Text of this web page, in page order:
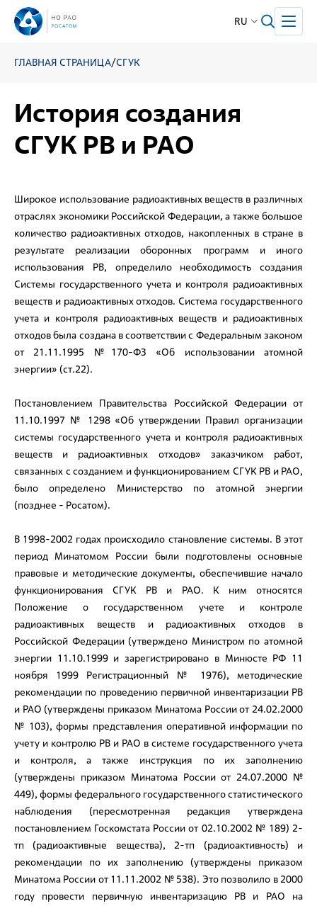
RU
ГЛАВНАЯ СТРАНИЦА/СГУК
История создания
СГУК РВ и РАО
Широкое использование радиоактивных веществ в различных
отраслях экономики Российской Федерации, а также большое
количество радиоактивных отходов, накопленных в стране в
результате реализации оборонных программ и иного
использования РВ, определило необходимость создания
Системы государственного учета и контроля радиоактивных
веществ и радиоактивных отходов. Система государственного
учета и контроля радиоактивных веществ и радиоактивных
отходов была создана в соответствии с Федеральным законом
от 21.11.1995 №170-ФЗ «Об использовании атомной
энергии» (ст.22).
Постановлением Правительства Российской Федерации от
11.10.1997 № 1298 «Об утверждении Правил организации
системы государственного учета и контроля радиоактивных
веществ и радиоактивных отходов» заказчиком работ,
связанных с созданием и функционированием СГУК РВ и РАО,
было определено Министерство по атомной энергии
(позднее - Росатом).
В 1998-2002 годах происходило становление системы. В этот
период Минатомом России были подготовлены основные
правовые и методические документы, обеспечившие начало
функционирования СГУК РВ и РАО. К ним относятся
Положение о государственном учете и контроле
радиоактивных веществ и радиоактивных отходов в
Российской Федерации (утверждено Министром по атомной
энергии 11.10.1999 и зарегистрировано в Минюсте РФ 11
ноября 1999 Регистрационный № 1976), методические
рекомендации по проведению первичной инвентаризации РВ
и РАО (утверждены приказом Минатома России от 24.02.2000
№ 103), формы представления оперативной информации по
учету и контролю РВ и РАО в системе государственного учета
и контроля, а также инструкция по их заполнению
(утверждены приказом Минатома России от 24.07.2000 №
449), формы федерального государственного статистического
наблюдения (пересмотренная редакция утверждена
постановлением Госкомстата России от 02.10.2002 № 189) 2-
тп (радиоактивные вещества), 2-тп (радиоактивность) и
рекомендации по их заполнению (утверждены приказом
Минатома России от 11.11.2002 № 538). Это позволило в 2000
году провести первичную инвентаризацию РВ и РАО на